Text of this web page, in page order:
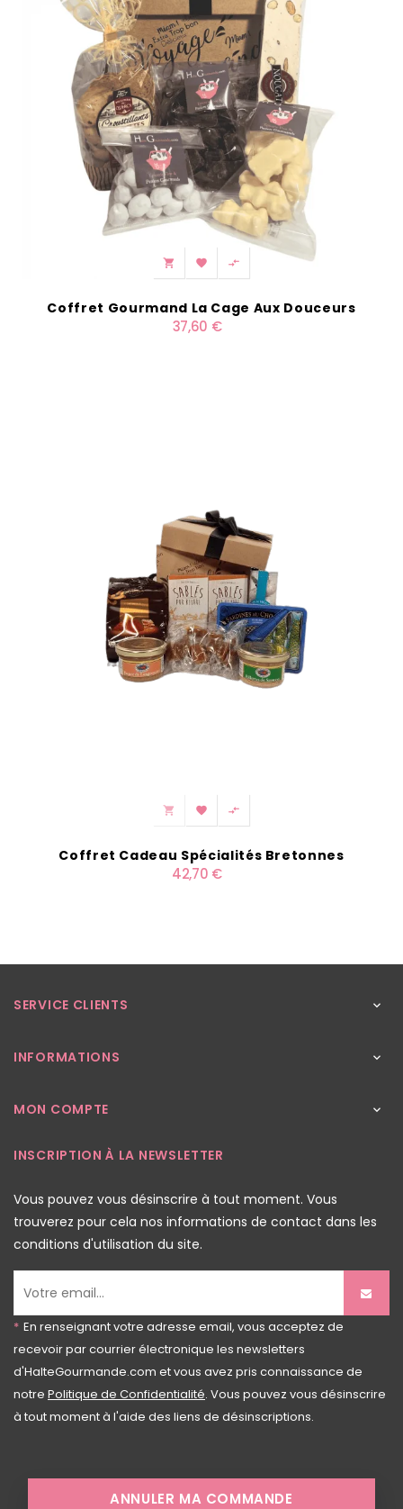
  
Coffret Gourmand La Cage Aux Douceurs
37,60 €
  
Coffret Cadeau Spécialités Bretonnes
42,70 €
SERVICE CLIENTS 
INFORMATIONS 
MON COMPTE 
INSCRIPTION À LA NEWSLETTER
Vous pouvez vous désinscrire à tout moment. Vous
trouverez pour cela nos informations de contact dans les
conditions d'utilisation du site.
* En renseignant votre adresse email, vous acceptez de
recevoir par courrier électronique les newsletters
d'HalteGourmande.com et vous avez pris connaissance de
notre Politique de Confidentialité. Vous pouvez vous désinscrire
à tout moment à l'aide des liens de désinscriptions.
ANNULER MA COMMANDE